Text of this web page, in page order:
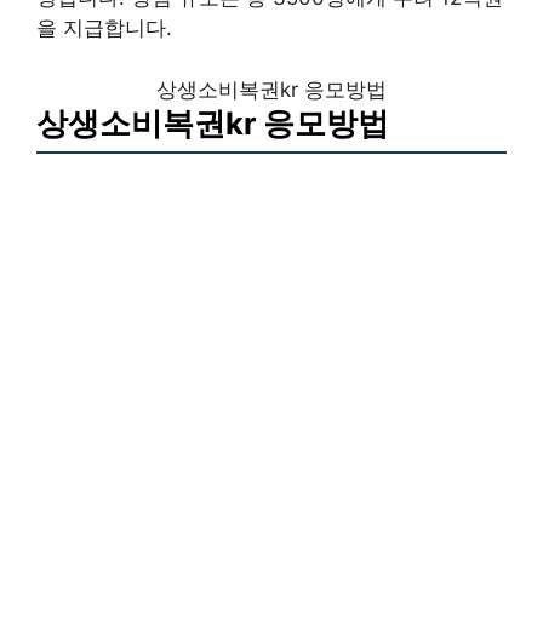
을 지급합니다.
상생소비복권kr 응모방법
상생소비복권kr 응모방법